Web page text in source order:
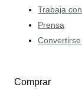
Trabaja
Prensa
Comprar